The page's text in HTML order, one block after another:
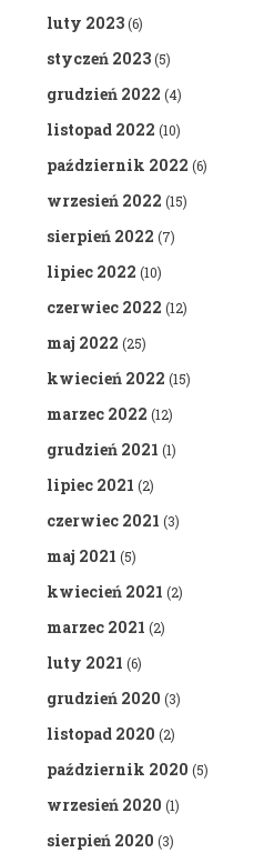
luty 2023(6)
styczeń 2023(5)
grudzień 2022 (4)
listopad 2022 (10)
październik 2022 (6)
wrzesień 2022 (15)
sierpień 2022 (7)
lipiec 2022 (10)
czerwiec 2022 (12)
maj 2022 (25)
kwiecień 2022 (15)
marzec 2022 (12)
grudzień 2021 (1)
lipiec 2021 (2)
czerwiec 2021 (3)
maj 2021 (5)
kwiecień 2021 (2)
marzec 2021 (2)
luty 2021 (6)
grudzień 2020 (3)
listopad 2020 (2)
październik 2020 (5)
wrzesień 2020 (1)
sierpień 2020 (3)